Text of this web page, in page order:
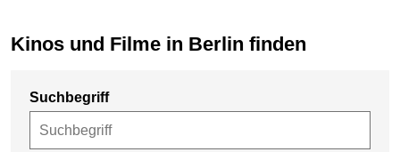
Kinos und Filme in Berlin finden
Suchbegriff